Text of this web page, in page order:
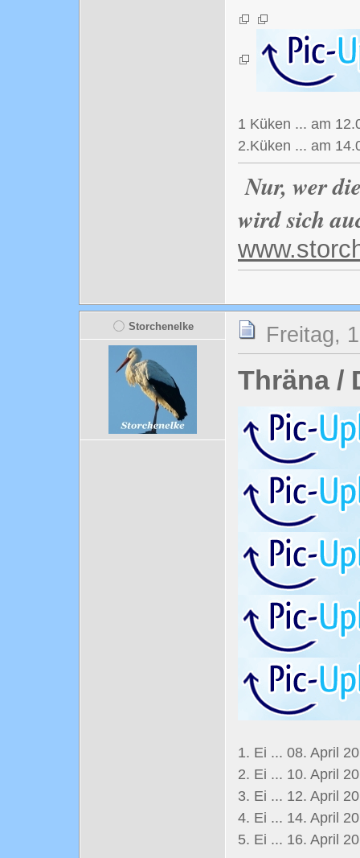
1 Küken ... am
2.Küken ... am
Nur, wer
wird sich
Storchenelke Freitag,
Thräna /
1. Ei ... 08. April
2. Ei ... 10. April
3. Ei ... 12. April
4. Ei ... 14. April
5. Ei ... 16. April